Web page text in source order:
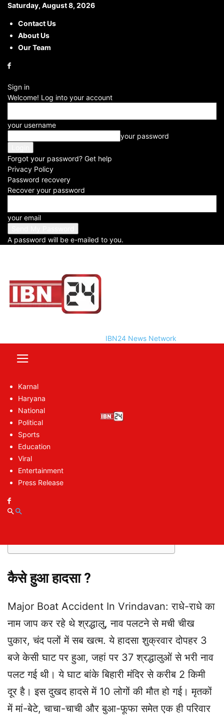
Saturday, August 8, 2026
Contact Us
About Us
Our Team
Sign in
Welcome! Log into your account
your username
your password
Forgot your password? Get help
Privacy Policy
Password recovery
Recover your password
your email
A password will be e-mailed to you.
IBN24 News Network
Karnal
Haryana
National
Political
Sports
Education
Viral
Entertainment
Press Release
Home Citizen News
जाप कर रहे थे...
Major Boat Accident In
Vrindavan: राधे-राधे का नाम जाप कर
रहे थे श्रद्धालु, नाव पलटने से मची चीख
पुकार, चंद पलों में सब खत्म
Diwanshi
2026-04-11
Facebook
Major Boat Accident In Vrindavan: उत्तर प्रदेश
इस हादसे में 10 लोगों की मौत की जानकारी सामने आई है,
दूसरे दिन यानि आज भी रेस्क्यू ऑपरेशन जारी है। 250
लोगों की टीम रेस्क्यू ऑपरेशन में लगी हुई है। 14 किमी के
दायरे में लापता लोगों की तलाश की जा रही है।
Table of Contents
कैसे हुआ हादसा ?
Major Boat Accident In Vrindavan: राधे-राधे का
नाम जाप कर रहे थे श्रद्धालु, नाव पलटने से मची चीख
पुकार, चंद पलों में सब खत्म. ये हादसा शुक्रवार दोपहर 3
बजे केसी घाट पर हुआ, जहां पर 37 श्रद्धालुओं से भरी नाव
पलट गई थी। ये घाट बांके बिहारी मंदिर से करीब 2 किमी
दूर है। इस दुखद हादसे में 10 लोगों की मौत हो गई। मृतकों
में मां-बेटे, चाचा-चाची और बुआ-फूफा समेत एक ही परिवार